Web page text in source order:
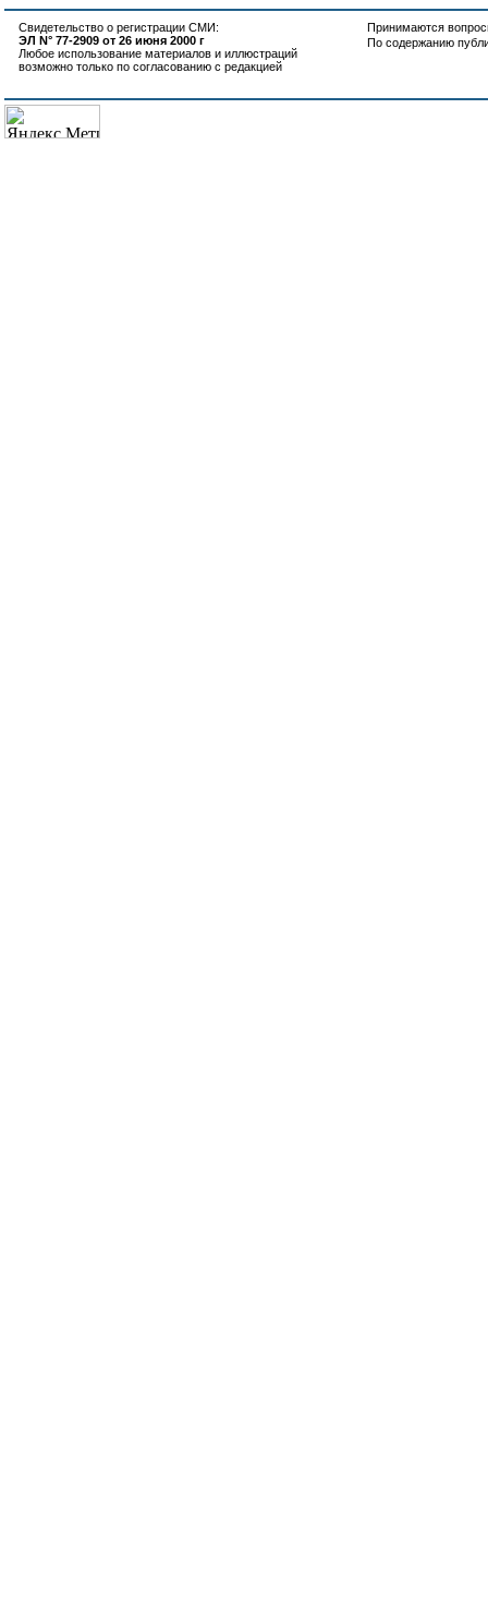
Свидетельство о регистрации СМИ:
ЭЛ N° 77-2909 от 26 июня 2000 г
Любое использование материалов и иллюстраций
возможно только по согласованию с редакцией
Принимаются
По содержанию